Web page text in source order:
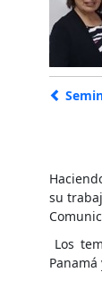
su
Los